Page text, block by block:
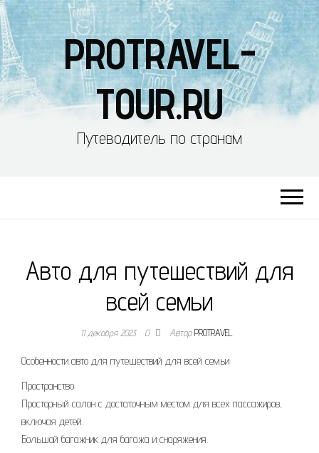
PROTRAVEL-
TOUR.RU
Путеводитель по странам
Авто для путешествий для
всей семьи
11 декабря 2023 0 АвторPROTRAVEL
Особенности авто для путешествий для всей семьи:
Пространство:
Просторный салон с достаточным местом для всех пассажиров,
включая детей.
Большой багажник для багажа и снаряжения.